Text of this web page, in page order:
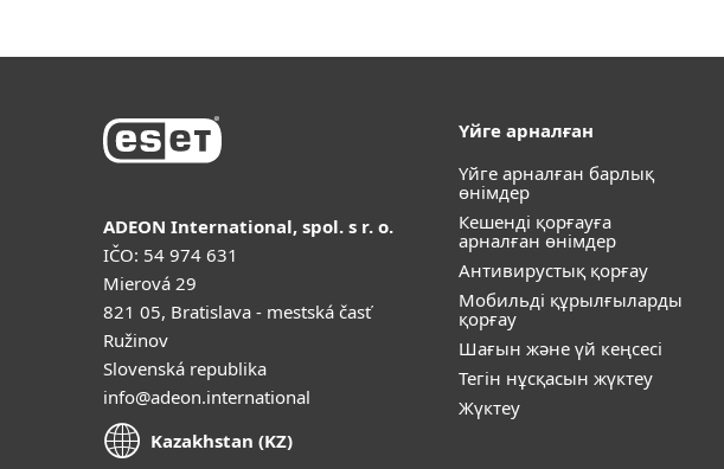
ADEON International, spol. s r. o.
IČO: 54 974 631
Mierová 29
821 05, Bratislava - mestská časť
Ružinov
Slovenská republika
info@adeon.international
Kazakhstan (KZ)
Үйге арналған
Үйге арналған барлық
өнімдер
Кешенді қорғауға
арналған өнімдер
Антивирустық қорғау
Мобильді құрылғыларды
қорғау
Шағын және үй кеңсесі
Тегін нұсқасын жүктеу
Жүктеу